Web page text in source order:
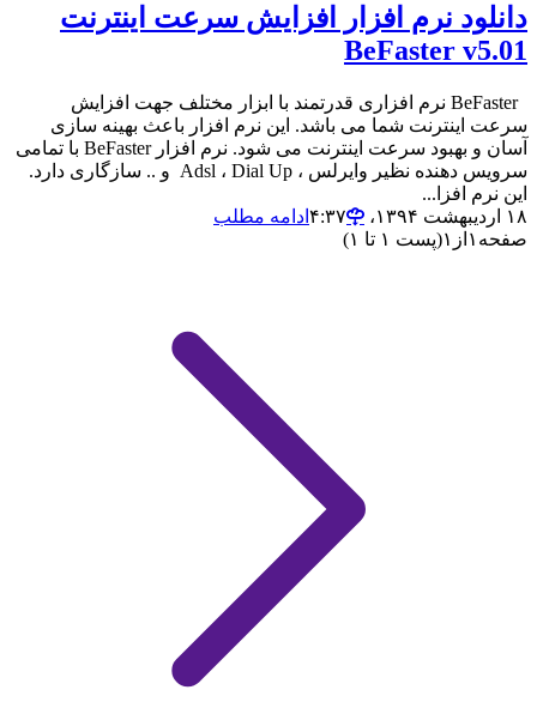
دانلود نرم افزار افزایش سرعت اینترنت
BeFaster v5.01
BeFaster نرم افزاری قدرتمند با ابزار مختلف جهت افزایش
سرعت اینترنت شما می باشد. این نرم افزار باعث بهینه سازی
آسان و بهبود سرعت اینترنت می شود. نرم افزار BeFaster با تمامی
سرویس دهنده نظیر وایرلس ، Adsl ، Dial Up و .. سازگاری دارد.
این نرم افزا...
۱۸ اردیبهشت ۱۳۹۴،‏ ۴:۳۷
ادامه مطلب
صفحه ۱ از ۱(پست ۱ تا ۱)